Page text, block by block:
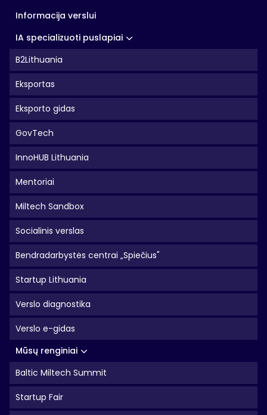
Informacija verslui
IA specializuoti puslapiai
B2Lithuania
Eksportas
Eksporto gidas
GovTech
InnoHUB Lithuania
Mentoriai
Miltech Sandbox
Socialinis verslas
Bendradarbystės centrai „Spiečius"
Startup Lithuania
Verslo diagnostika
Verslo e-gidas
Mūsų renginiai
Baltic Miltech Summit
Startup Fair